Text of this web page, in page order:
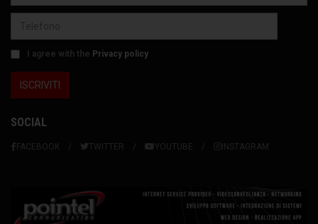
I agree with the Privacy policy
SOCIAL
FACEBOOK TWITTER YOUTUBE INSTAGRAM